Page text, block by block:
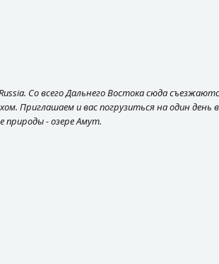
Со всего Дальнего Востока сюда
Приглашаем и вас погрузиться на один день
природы - озере Амут.